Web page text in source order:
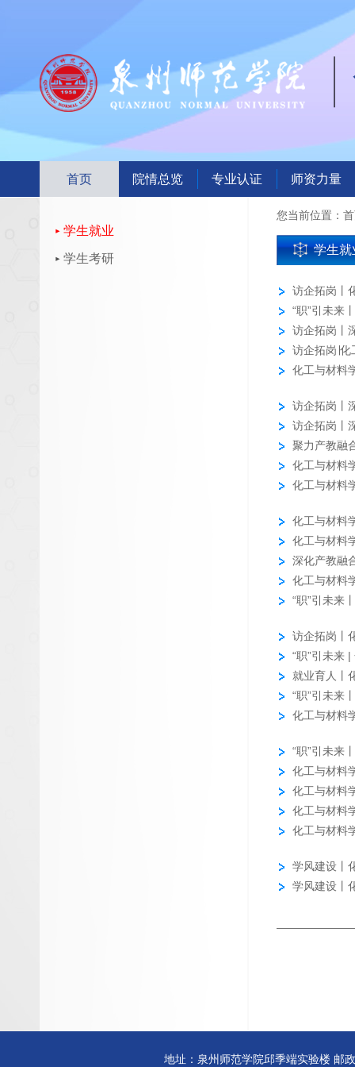
首页 院情总览 专业认证 师资力量
学生就业
学生考研
您当前位置：
学生就
访企拓岗丨
“职”引未来
访企拓岗丨
洋科技有...
访企拓岗∣
化工与材料
访企拓岗丨
察交流
访企拓岗丨
交流
聚力产教融
化工与材料
化工与材料
化工与材料
化工与材料
深化产教融
限公司开展
化工与材料
“职”引未来
访企拓岗丨
“职”引未来
就业育人丨
“职”引未来
化工与材料
“职”引未来
化工与材料
化工与材料
化工与材料
化工与材料
学风建设丨
学风建设丨
地址：泉州师范学院邱季端实验楼 邮